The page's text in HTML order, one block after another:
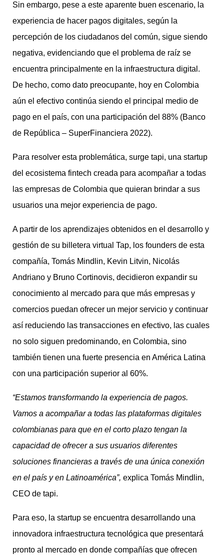
Sin embargo, pese a este aparente buen escenario, la
experiencia de hacer pagos digitales, según la
percepción de los ciudadanos del común, sigue siendo
negativa, evidenciando que el problema de raíz se
encuentra principalmente en la infraestructura digital.
De hecho, como dato preocupante, hoy en Colombia
aún el efectivo continúa siendo el principal medio de
pago en el país, con una participación del 88% (Banco
de República – SuperFinanciera 2022).
Para resolver esta problemática, surge tapi, una startup
del ecosistema fintech creada para acompañar a todas
las empresas de Colombia que quieran brindar a sus
usuarios una mejor experiencia de pago.
A partir de los aprendizajes obtenidos en el desarrollo y
gestión de su billetera virtual Tap, los founders de esta
compañía, Tomás Mindlin, Kevin Litvin, Nicolás
Andriano y Bruno Cortinovis, decidieron expandir su
conocimiento al mercado para que más empresas y
comercios puedan ofrecer un mejor servicio y continuar
así reduciendo las transacciones en efectivo, las cuales
no solo siguen predominando, en Colombia, sino
también tienen una fuerte presencia en América Latina
con una participación superior al 60%.
“Estamos transformando la experiencia de pagos.
Vamos a acompañar a todas las plataformas digitales
colombianas para que en el corto plazo tengan la
capacidad de ofrecer a sus usuarios diferentes
soluciones financieras a través de una única conexión
en el país y en Latinoamérica”, explica Tomás Mindlin,
CEO de tapi.
Para eso, la startup se encuentra desarrollando una
innovadora infraestructura tecnológica que presentará
pronto al mercado en donde compañías que ofrecen